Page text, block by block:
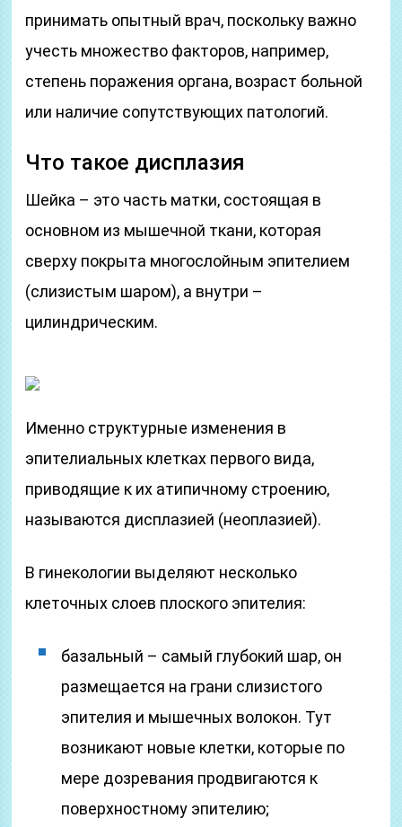
принимать опытный врач, поскольку важно
учесть множество факторов, например,
степень поражения органа, возраст больной
или наличие сопутствующих патологий.
Что такое дисплазия
Шейка – это часть матки, состоящая в
основном из мышечной ткани, которая
сверху покрыта многослойным эпителием
(слизистым шаром), а внутри –
цилиндрическим.
Именно структурные изменения в
эпителиальных клетках первого вида,
приводящие к их атипичному строению,
называются дисплазией (неоплазией).
В гинекологии выделяют несколько
клеточных слоев плоского эпителия:
базальный – самый глубокий шар, он
размещается на грани слизистого
эпителия и мышечных волокон. Тут
возникают новые клетки, которые по
мере дозревания продвигаются к
поверхностному эпителию;